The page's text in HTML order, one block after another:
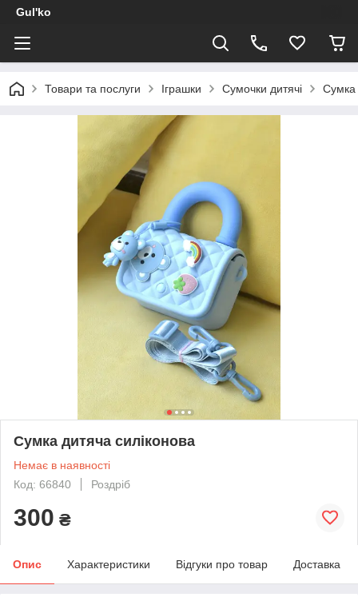
Gul'ko
Товари та послуги Іграшки Сумочки дитячі Сумка
Сумка дитяча силіконова
Немає в наявності
Код: 66840
Роздріб
300 ₴
Опис Характеристики Відгуки про товар Доставка